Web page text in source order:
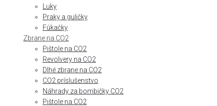
Luky
Praky a guličky
Fúkačky
Zbrane na CO2
Pištole na CO2
Revolvery na CO2
Dlhé zbrane na CO2
CO2 príslušenstvo
Náhrady za bombičky CO2
Pištole na CO2